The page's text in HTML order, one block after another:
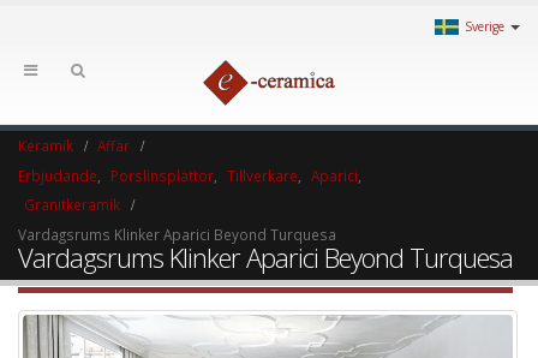
Sverige
Keramik
Affär
Erbjudande
Porslinsplattor Tillverkare Aparici
Granitkeramik
Vardagsrums Klinker Aparici Beyond Turquesa
Vardagsrums Klinker Aparici Beyond Turquesa